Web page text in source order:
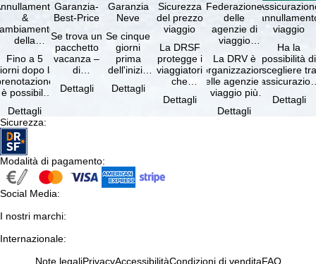
&
della
gratuiti
Fino a 5
dopo la
è possibile
il …
Dettagli
Garanzia-
Best-Price
Se trova un
pacchetto
vacanza –
di
e servizi
Dettagli
Garanzia
Neve
Se cinque
giorni
prima
dell'inizio
soggiorno
Dettagli
Sicurezza
del prezzo
viaggio
La DRSF
protegge i
viaggiatori
che
un
Dettagli
Federazione
delle
agenzie di
viaggio
La DRV è
l'organizzazione
delle agenzie di
viaggio più
Germania.
Dettagli
viaggio
Ha la
possibilità di
scegliere tra
viaggio
Dettagli
Sicurezza:
Modalità di pagamento:
Social Media:
I nostri marchi:
Internazionale:
Note legaliPrivacyAccessibilitàCondizioni di venditaFAQ